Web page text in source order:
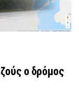
ο δρόμος